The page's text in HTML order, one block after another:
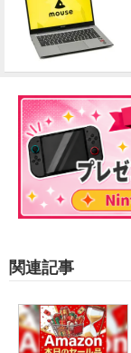
関連記事